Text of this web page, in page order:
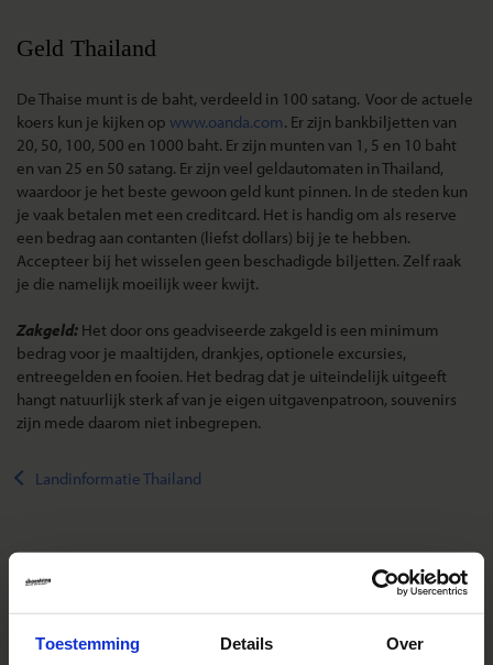
Toestemming Details Over
Geld Thailand
De Thaise munt is de baht, verdeeld in 100 satang. Voor de actuele
koers kun je kijken op www.oanda.com. Er zijn bankbiljetten van
20, 50, 100, 500 en 1000 baht. Er zijn munten van 1, 5 en 10 baht
en van 25 en 50 satang. Er zijn veel geldautomaten in Thailand,
waardoor je het beste gewoon geld kunt pinnen. In de steden kun
je vaak betalen met een creditcard. Het is handig om als reserve
een bedrag aan contanten (liefst dollars) bij je te hebben.
Accepteer bij het wisselen geen beschadigde biljetten. Zelf raak
je die namelijk moeilijk weer kwijt.
Zakgeld: Het door ons geadviseerde zakgeld is een minimum
bedrag voor je maaltijden, drankjes, optionele excursies,
entreegelden en fooien. Het bedrag dat je uiteindelijk uitgeeft
hangt natuurlijk sterk af van je eigen uitgavenpatroon, souvenirs
zijn mede daarom niet inbegrepen.
Landinformatie Thailand
De belangrijkste info op een rij